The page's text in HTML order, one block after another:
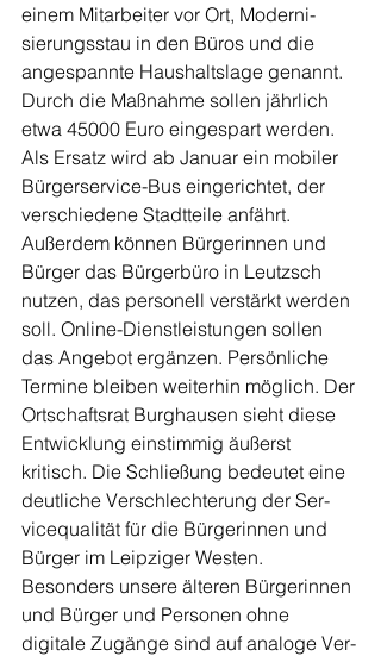
einem Mitarbeiter vor Ort, Mo­derni­
sierungsstau in den Büros und die
angespannte Haushalts­lage ge­nannt.
Durch die Maß­nahme sollen jährlich
etwa 45000 Euro ein­gespart werden.
Als Ersatz wird ab Januar ein mobiler
Bürger­service-Bus eingerichtet, der
verschiedene Stadtteile an­fährt.
Außerdem können Bür­ger­innen und
Bürger das Bürger­büro in Leutzsch
nutzen, das personell verstärkt werden
soll. Online-Dienst­leistungen sollen
das Ange­bot ergänzen. Per­sön­liche
Termine bleiben weiterhin möglich. Der
Ortschaftsrat Burg­hausen sieht diese
Entwicklung einstimmig äußerst
kritisch. Die Schließung be­deutet eine
deut­liche Ver­schlech­terung der Ser­
vicequalität für die Bürgerinnen und
Bürger im Leipziger Westen.
Besonders un­sere älteren Bür­gerinnen
und Bürger und Per­sonen ohne
digitale Zugänge sind auf analoge Ver­